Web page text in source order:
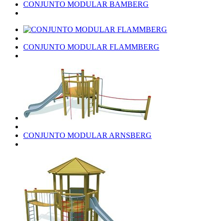
CONJUNTO MODULAR BAMBERG
CONJUNTO MODULAR FLAMMBERG
CONJUNTO MODULAR ARNSBERG